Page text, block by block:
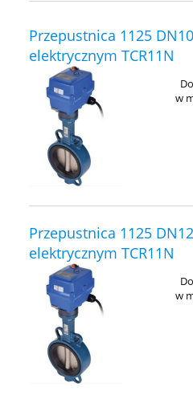
Przepustnica 1125
elektrycznym TCR11N
w
Przepustnica 1125
elektrycznym TCR11N
w